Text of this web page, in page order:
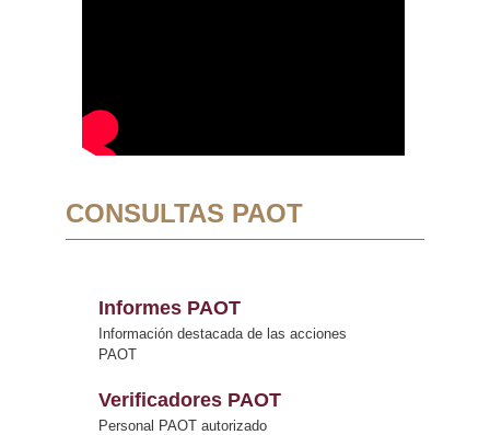
CONSULTAS PAOT
Informes PAOT
Información destacada de las acciones
PAOT
Verificadores PAOT
Personal PAOT autorizado